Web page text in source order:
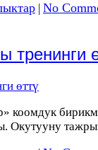
| No
тренинги
коомдук
Окутууну